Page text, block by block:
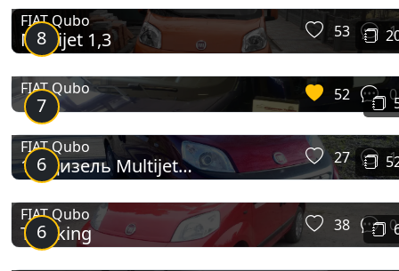
8
FIAT Qubo
Multijet 1,3 53 1
7
FIAT Qubo 52 0
6
FIAT Qubo
1,3 дизель Multijet
(перенесенний)
27 1
6
FIAT Qubo
Trekking 38 0